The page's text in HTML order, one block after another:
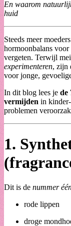
En waarom
huid
Steeds meer
hormoonbalans
vergeten. Terwijl
experimenteren, zijn
voor jonge,
In dit blog lees je de
vermijden in
problemen
1.
Dit is de nummer
rode lippen
droge